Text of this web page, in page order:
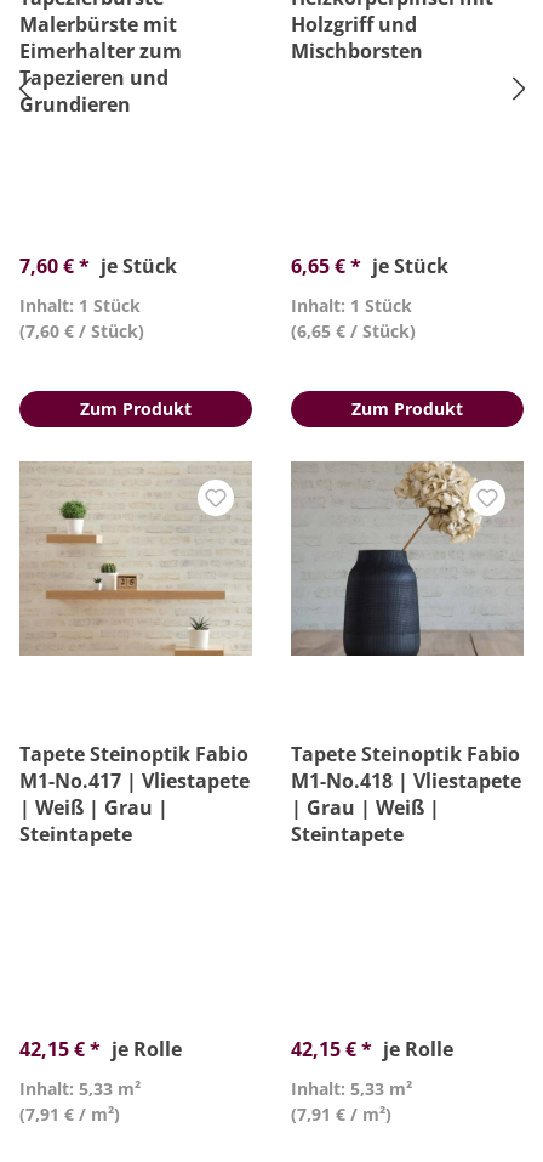
Malerbürste mit
Eimerhalter zum
Tapezieren und
Grundieren
7,60 € * je Stück
Inhalt: 1 Stück
(7,60 € / Stück)
Zum Produkt
Holzgriff und
Mischborsten
6,65 € * je Stück
Inhalt: 1 Stück
(6,65 € / Stück)
Zum Produkt
Tapete Steinoptik Fabio
M1-No.417 | Vliestapete
| Weiß | Grau |
Steintapete
42,15 € * je Rolle
Inhalt: 5,33 m²
(7,91 € / m²)
Tapete Steinoptik Fabio
M1-No.418 | Vliestapete
| Grau | Weiß |
Steintapete
42,15 € * je Rolle
Inhalt: 5,33 m²
(7,91 € / m²)